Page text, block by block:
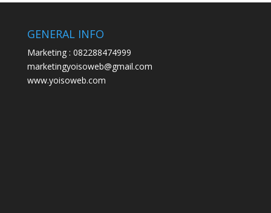
GENERAL INFO
Marketing : 082288474999
marketingyoisoweb@gmail.com
www.yoisoweb.com